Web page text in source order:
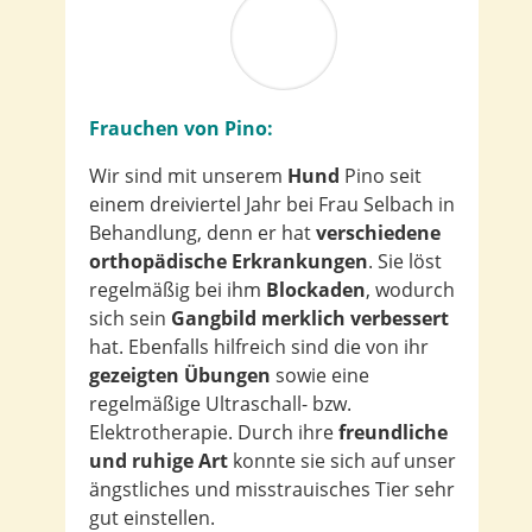
Frauchen von Pino:
Wir sind mit unserem Hund Pino seit
einem dreiviertel Jahr bei Frau Selbach in
Behandlung, denn er hatverschiedene
orthopädische Erkrankungen. Sie löst
regelmäßig bei ihm Blockaden, wodurch
sich sein Gangbild merklich verbessert
hat. Ebenfalls hilfreich sind die von ihr
gezeigten Übungen sowie eine
regelmäßige Ultraschall- bzw.
Elektrotherapie. Durch ihrefreundliche
und ruhige Artkonnte sie sich auf unser
ängstliches und misstrauisches Tier sehr
gut einstellen.